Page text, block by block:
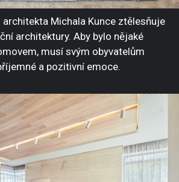
architekta Michala Kunce ztělesňuje
architektury. Aby bylo nějaké
musí svým obyvatelům
a pozitivní emoce.